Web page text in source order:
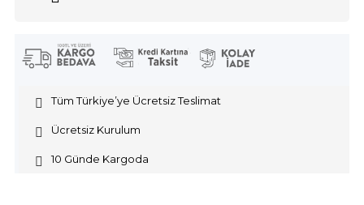
Tüm Türkiye’ye Ücretsiz Teslimat
Ücretsiz Kurulum
10 Günde Kargoda